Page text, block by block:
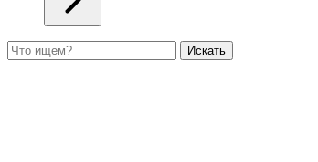
Поиск Искать